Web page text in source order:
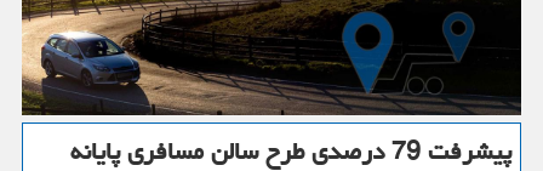
پیشرفت 79 درصدی طرح سالن مسافری پایانه